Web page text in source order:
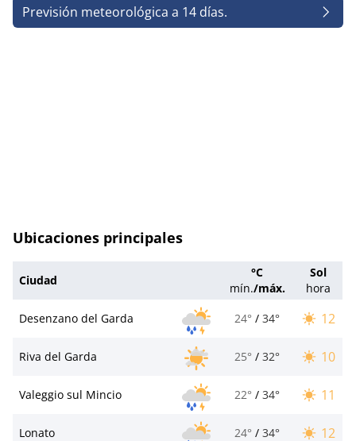
Previsión meteorológica a 14 días.
Ubicaciones principales
Ciudad
°C
mín./máx.
Sol
hora
Desenzano del Garda
24° / 34° 12
Riva del Garda 25° / 32° 10
Valeggio sul Mincio 22° / 34° 11
Lonato 24° / 34° 12